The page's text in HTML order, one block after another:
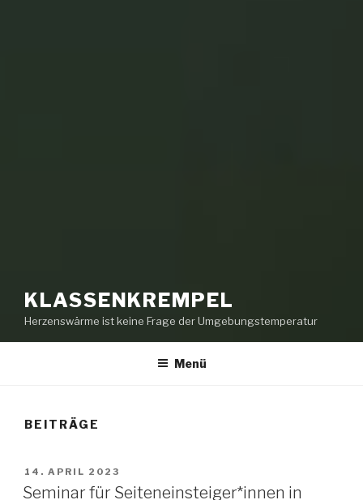
KLASSENKREMPEL
Herzenswärme ist keine Frage der Umgebungstemperatur
Menü
BEITRÄGE
VERÖFFENTLICHT
AM
14. APRIL 2023
Seminar für Seiteneinsteiger*innen in